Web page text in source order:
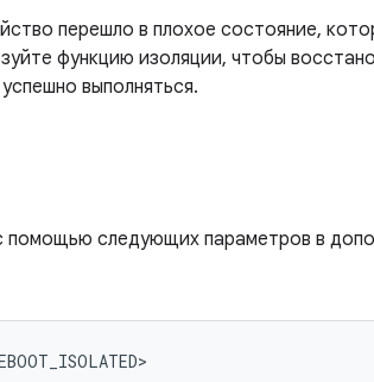
перешло в плохое состояние,
функцию изоляции, чтобы
выполняться.
следующих параметров в
>